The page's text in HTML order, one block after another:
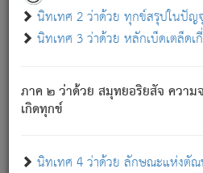
นิทเทศ 2 ว่าด้วย ทุกข์สรุปในปั
นิทเทศ 3 ว่าด้วย หลักเบ็ดเตล็ด
ภาค ๒ ว่าด้วย สมุทยอริยสัจ ความ
เกิดทุกข์
นิทเทศ 4 ว่าด้วย ลักษณะแห่งตั
ทุกข์จึงไม่มี.
ท่านจงดูโลกนี้เถิด (จะเห็นว่า) สั
แน่นบังหนาแล้ว; และว่า สัตว์ผู้ยินดี
อันเป็นไปในที่หรือเวลาทั้งปวง[3]เพื่
ประการทั้งปวง; ภพทั้งหลายทั้งหม
ความแปรปรวนเป็นธรรมดา.
อย่างนี้อยู่; เขาย่อมละภวตัณหาได้ แ